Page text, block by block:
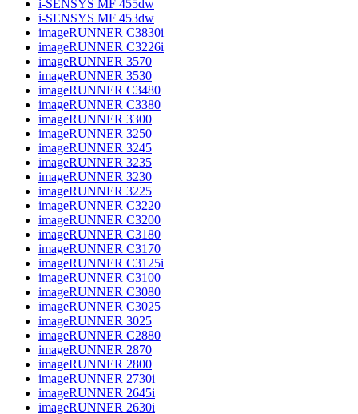
i-SENSYS MF 455dw
i-SENSYS MF 453dw
imageRUNNER C3830i
imageRUNNER C3226i
imageRUNNER 3570
imageRUNNER 3530
imageRUNNER C3480
imageRUNNER C3380
imageRUNNER 3300
imageRUNNER 3250
imageRUNNER 3245
imageRUNNER 3235
imageRUNNER 3230
imageRUNNER 3225
imageRUNNER C3220
imageRUNNER C3200
imageRUNNER C3180
imageRUNNER C3170
imageRUNNER C3125i
imageRUNNER C3100
imageRUNNER C3080
imageRUNNER C3025
imageRUNNER 3025
imageRUNNER C2880
imageRUNNER 2870
imageRUNNER 2800
imageRUNNER 2730i
imageRUNNER 2645i
imageRUNNER 2630i